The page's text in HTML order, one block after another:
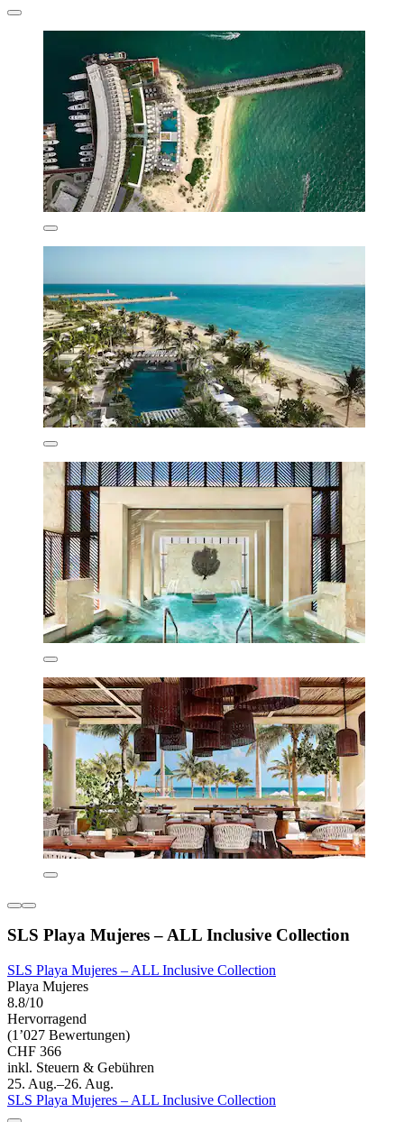
SLS Playa Mujeres – ALL Inclusive Collection
SLS Playa Mujeres – ALL Inclusive Collection
Playa Mujeres
8.8/10
Hervorragend
(1’027 Bewertungen)
CHF 366
inkl. Steuern & Gebühren
25. Aug.–26. Aug.
SLS Playa Mujeres – ALL Inclusive Collection